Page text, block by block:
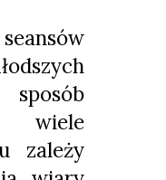
wiele
zależy